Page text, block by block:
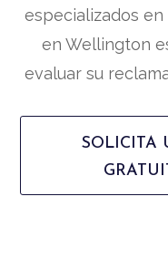
especializados
en Wellington
evaluar su
SOLICITA